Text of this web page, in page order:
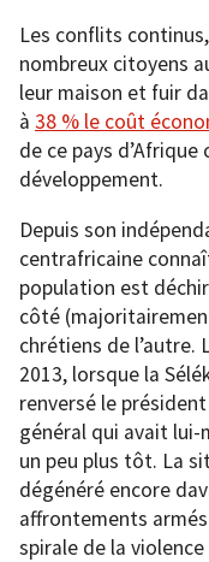
Les conflits
nombreux citoyens
leur maison et fuir
à 38 % le coût
de ce pays
développement.
Depuis son
centrafricaine
population est
côté
chrétiens de l’autre.
2013, lorsque la
renversé le
général qui avait lui-
un peu plus tôt. La
dégénéré encore
affrontements
spirale de la